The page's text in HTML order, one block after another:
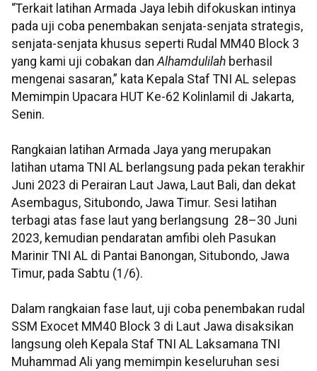
“Terkait latihan Armada Jaya lebih difokuskan intinya
pada uji coba penembakan senjata-senjata strategis,
senjata-senjata khusus seperti Rudal MM40 Block 3
yang kami uji cobakan dan Alhamdulilah berhasil
mengenai sasaran,” kata Kepala Staf TNI AL selepas
Memimpin Upacara HUT Ke-62 Kolinlamil di Jakarta,
Senin.
Rangkaian latihan Armada Jaya yang merupakan
latihan utama TNI AL berlangsung pada pekan terakhir
Juni 2023 di Perairan Laut Jawa, Laut Bali, dan dekat
Asembagus, Situbondo, Jawa Timur. Sesi latihan
terbagi atas fase laut yang berlangsung 28–30 Juni
2023, kemudian pendaratan amfibi oleh Pasukan
Marinir TNI AL di Pantai Banongan, Situbondo, Jawa
Timur, pada Sabtu (1/6).
Dalam rangkaian fase laut, uji coba penembakan rudal
SSM Exocet MM40 Block 3 di Laut Jawa disaksikan
langsung oleh Kepala Staf TNI AL Laksamana TNI
Muhammad Ali yang memimpin keseluruhan sesi